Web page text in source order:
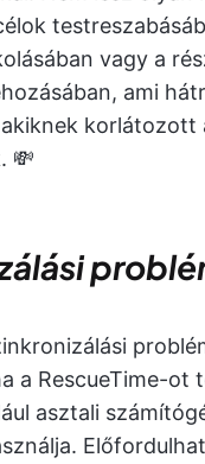
vagy a
ami
korlátozott
💸
a RescueTime-ot
asztali